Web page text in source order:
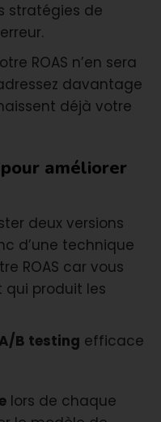
stratégies de
ROAS n’en sera
davantage
déjà votre
améliorer
deux versions
d’une technique
ROAS car vous
qui produit les
A/B testing efficace
lors de chaque